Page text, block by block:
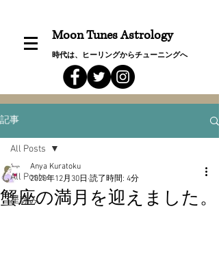
Moon Tunes Astrology
時代は、ヒーリングからチューニングへ
記事
All Posts
星詠み
All Posts
蟹座の満月を迎えました。
Anya Kuratoku
2020年12月30日 読了時間: 4分